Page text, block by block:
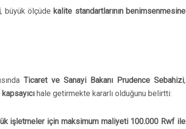
, büyük ölçüde kalite standartlarının benimsenmesine
Ticaret ve Sanayi Bakanı Prudence Sebahizi,
hale getirmekte kararlı olduğunu belirtti:
işletmeler için maksimum maliyeti 100.000 Rwf ile